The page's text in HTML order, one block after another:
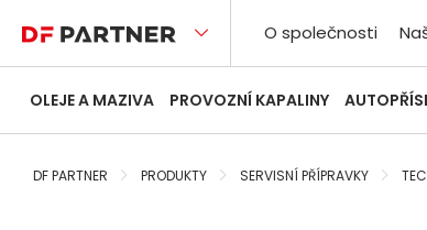
O společnosti
OLEJE A MAZIVA PROVOZNÍ KAPALINY
DF PARTNER PRODUKTY SERVISNÍ PŘÍPRAVKY